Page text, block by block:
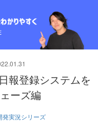
報登録システムを
ーズ編
実況シリーズ